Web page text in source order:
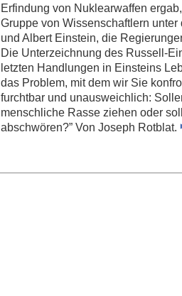
Erfindung von Nuklearwaffen
Gruppe von Wissenschaftlern
und Albert Einstein, die
Die Unterzeichnung des Russell-
letzten Handlungen in Einsteins
das Problem, mit dem wir Sie
furchtbar und unausweichlich:
menschliche Rasse ziehen oder
abschwören?” Von Joseph Rotblat.